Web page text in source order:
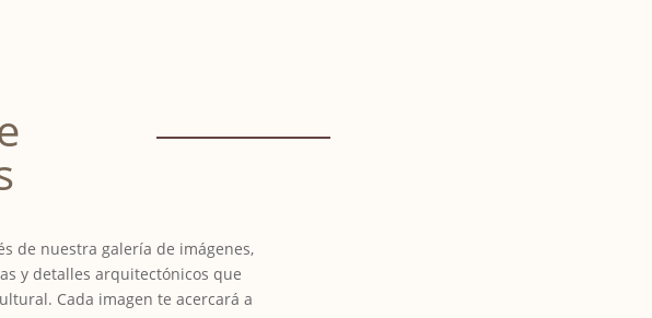
de nuestra galería de imágenes,
y detalles arquitectónicos que
Cada imagen te acercará a